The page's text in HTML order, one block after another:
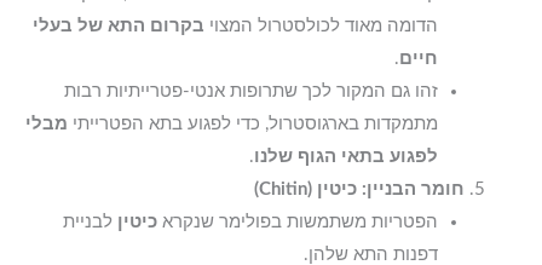
הדומה מאוד לכולסטרול המצוי בקרום התא של בעלי
חיים.
זהו גם המקור לכך שתרופות אנטי-פטרייתיות רבות
מתמקדות בארגוסטרול, כדי לפגוע בתא הפטרייתי מבלי
לפגוע בתאי הגוף שלנו.
חומר הבניין: כיטין (Chitin)
הפטריות משתמשות בפולימר שנקרא כיטין לבניית
דפנות התא שלהן.